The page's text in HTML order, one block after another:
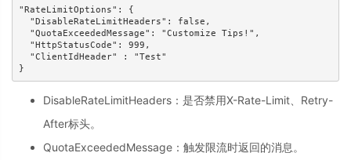
"RateLimitOptions": {
  "DisableRateLimitHeaders": false,
  "QuotaExceededMessage": "Customize Tips!",
  "HttpStatusCode": 999,
  "ClientIdHeader" : "Test"
}
DisableRateLimitHeaders：是否禁用X-Rate-Limit、Retry-
After标头。
QuotaExceededMessage：触发限流时返回的消息。